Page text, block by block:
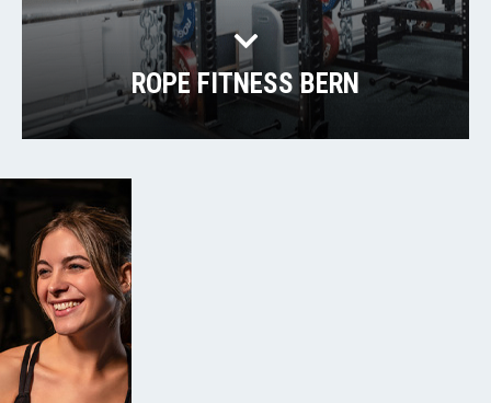
ROPE FITNESS BERN